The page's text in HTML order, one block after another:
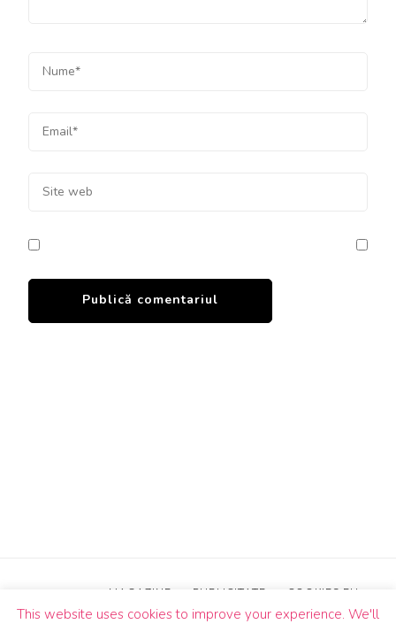
MAGAZINE PUBLICITATE COOKIES EU
This website uses cookies to improve your experience. We'll